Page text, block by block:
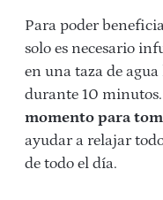
Para poder
solo es necesario
en una taza de
durante 10 minutos.
momento para
ayudar a relajar
de todo el día.